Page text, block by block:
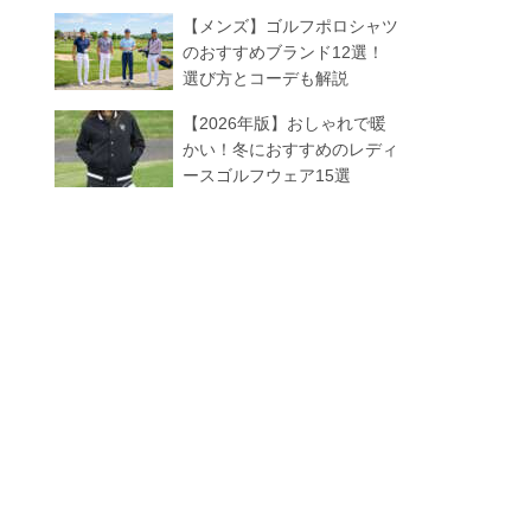
【メンズ】ゴルフポロシャツ
のおすすめブランド12選！
選び方とコーデも解説
【2026年版】おしゃれで暖
かい！冬におすすめのレディ
ースゴルフウェア15選